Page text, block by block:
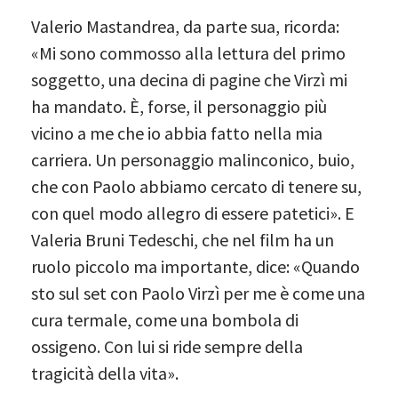
Valerio Mastandrea, da parte sua, ricorda:
«Mi sono commosso alla lettura del primo
soggetto, una decina di pagine che Virzì mi
ha mandato. È, forse, il personaggio più
vicino a me che io abbia fatto nella mia
carriera. Un personaggio malinconico, buio,
che con Paolo abbiamo cercato di tenere su,
con quel modo allegro di essere patetici». E
Valeria Bruni Tedeschi, che nel film ha un
ruolo piccolo ma importante, dice: «Quando
sto sul set con Paolo Virzì per me è come una
cura termale, come una bombola di
ossigeno. Con lui si ride sempre della
tragicità della vita».